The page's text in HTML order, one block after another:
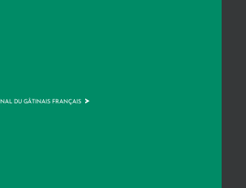
DU GÂTINAIS FRANÇAIS >